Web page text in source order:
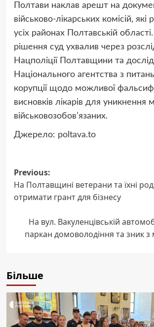
Полтави наклав арешт на
військово-лікарських комісій, які
усіх районах Полтавській
рішення суд ухвалив через
Нацполіції Полтавщини та
Національного агентства з
корупції щодо можливої
висновків лікарів для уникнення
військовозобов’язаних.
Джерело: poltava.to
Post
navigation
Previous:
На Полтавщині ветерани та їхні
отримати грант для бізнесу
На вул. Вакуленцівській
паркан домоволодіння та зник з
Більше